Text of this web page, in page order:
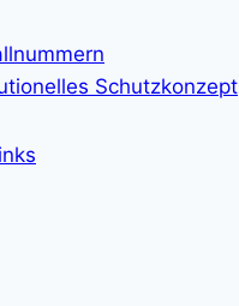
Schutzkonzept